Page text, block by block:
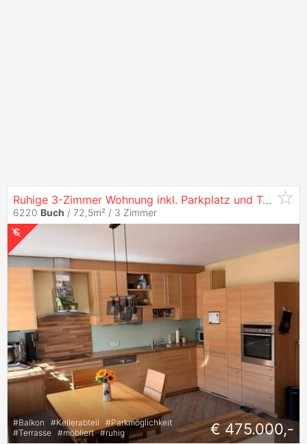
Ruhige 3-Zimmer Wohnung inkl. Parkplatz und Terrasse in
6220 Buch / 72,5m² / 3 Zimmer
#Balkon #Kellerabteil #Parkmöglichkeit
#Terrasse #möbliert #ruhig € 475.000,-